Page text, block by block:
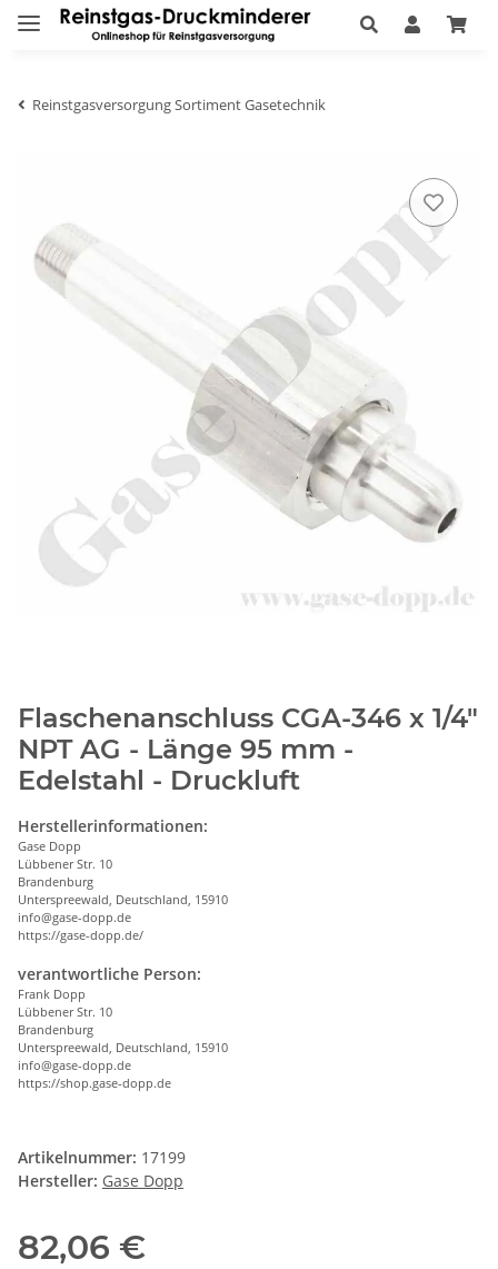
Reinstgasversorgung Sortiment Gasetechnik
Flaschenanschluss CGA-346 x 1/4"
NPT AG - Länge 95 mm -
Edelstahl - Druckluft
Herstellerinformationen:
Gase Dopp
Lübbener Str. 10
Brandenburg
Unterspreewald, Deutschland, 15910
info@gase-dopp.de
https://gase-dopp.de/
verantwortliche Person:
Frank Dopp
Lübbener Str. 10
Brandenburg
Unterspreewald, Deutschland, 15910
info@gase-dopp.de
https://shop.gase-dopp.de
Artikelnummer: 17199
Hersteller: Gase Dopp
82,06 €